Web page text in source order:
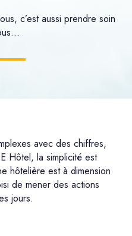
c’est aussi prendre soin
avec des chiffres,
Hôtel, la simplicité est
hôtelière est à dimension
de mener des actions
jours.